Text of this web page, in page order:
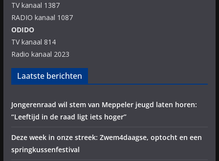
TV kanaal 1387
RADIO kanaal 1087
ODIDO
TV kanaal 814
Radio kanaal 2023
Laatste berichten
Jongerenraad wil stem van Meppeler jeugd laten horen:
“Leeftijd in de raad ligt iets hoger”
Deze week in onze streek: Zwem4daagse, optocht en een
springkussenfestival